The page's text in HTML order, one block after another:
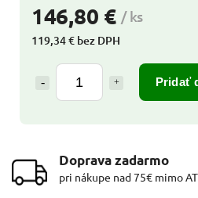
146,80 €/ ks
119,34 € bez DPH
Pridať
Doprava zadarmo
pri nákupe nad 75€ mimo